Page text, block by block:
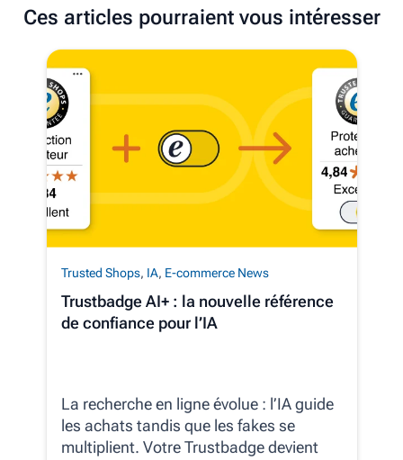
Ces articles pourraient vous intéresser
Trusted Shops, IA, E-commerce News
Trustbadge AI+ : la nouvelle référence
de confiance pour l’IA
La recherche en ligne évolue : l’IA guide
les achats tandis que les fakes se
multiplient. Votre Trustbadge devient